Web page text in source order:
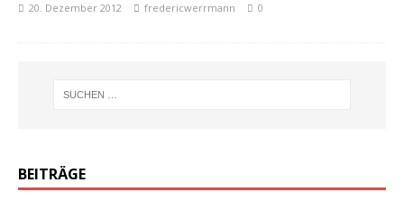
20. Dezember 2012 fredericwerrmann 0
BEITRÄGE